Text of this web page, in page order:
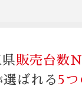
販売台数
選ばれる5つ